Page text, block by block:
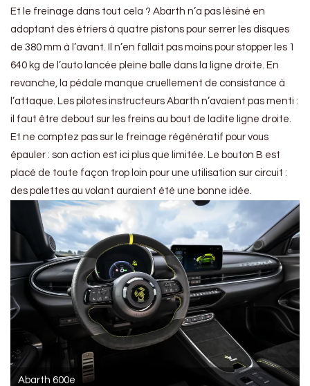
Et le freinage dans tout cela ? Abarth n’a pas lésiné en
adoptant des étriers à quatre pistons pour serrer les disques
de 380 mm à l’avant. Il n’en fallait pas moins pour stopper les 1
640 kg de l’auto lancée pleine balle dans la ligne droite. En
revanche, la pédale manque cruellement de consistance à
l’attaque. Les pilotes instructeurs Abarth n’avaient pas menti :
il faut être debout sur les freins au bout de ladite ligne droite.
Et ne comptez pas sur le freinage régénératif pour vous
épauler : son action est ici plus que limitée. Le bouton B est
placé de toute façon trop loin pour une utilisation sur circuit :
des palettes au volant auraient été une bonne idée.
Abarth 600e